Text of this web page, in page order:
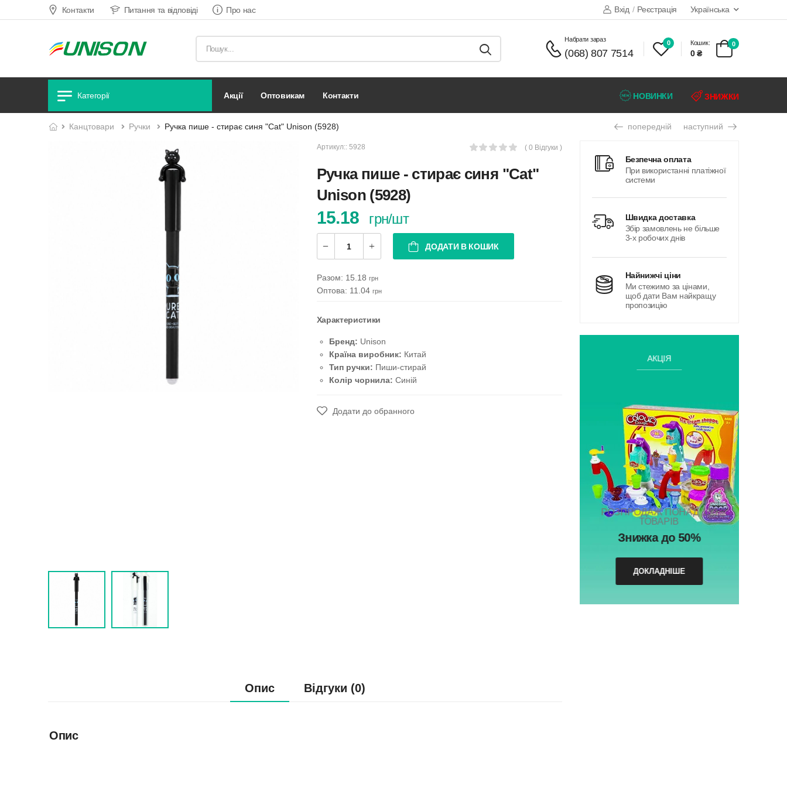
Контакти Питання та відповіді Про нас Вхід / Реєстрація Українська
набрати зараз
(068) 807 7514
0 Кошик:
0 ₴
0
Категорії акції оптовикам контакти НОВИНКИ ЗНИЖКИ
канцтовари ручки Ручка пише - стирає синя "Cat" Unison (5928) попередній наступний
безпечна оплата
При використанні платіжної
системи
швидка доставка
Збір замовлень не більше
3-х робочих днів
найнижчі ціни
Ми стежимо за цінами,
щоб дати Вам найкращу
пропозицію
АКЦІЯ
РОЗПРОДАЖ ПОНАД 100
ТОВАРІВ
Знижка до 50%
ДОКЛАДНІШЕ
Артикул:: 5928 ( 0 Відгуки )
Ручка пише - стирає синя "Cat"
Unison (5928)
15.18 грн/шт
ДОДАТИ В КОШИК
Разом: 15.18 грн
Оптова: 11.04 грн
Характеристики
Бренд: Unison
Країна виробник: Китай
Тип ручки: Пиши-стирай
Колір чорнила: Синій
Додати до обранного
Опис Відгуки (0)
Опис